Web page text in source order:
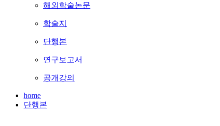
해외학술논문
학술지
단행본
연구보고서
공개강의
home
단행본